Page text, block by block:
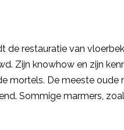
de restauratie van
Zijn knowhow en zijn
mortels. De meeste
Sommige marmers,